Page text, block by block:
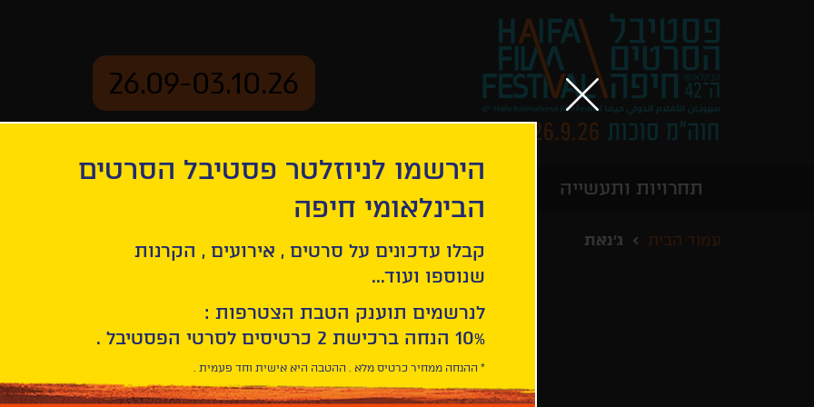
26.09-03.10.26
תחרויות ותעשייה
עמוד הבית ג'נאת
הירשמו לניוזלטר פסטיבל הסרטים
הבינלאומי חיפה
קבלו עדכונים על סרטים , אירועים , הקרנות
שנוספו ועוד...
לנרשמים תוענק הטבת הצטרפות :
10% הנחה ברכישת 2 כרטיסים לסרטי הפסטיבל .
* ההנחה ממחיר כרטיס מלא . ההטבה היא אישית וחד פעמית .